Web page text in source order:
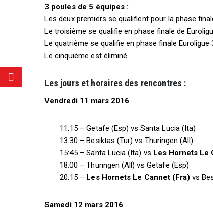
3 poules de 5 équipes :
Les deux premiers se qualifient pour la phase
Le troisième se qualifie en phase finale de
Le quatrième se qualifie en phase finale
Le cinquième est éliminé.
Les jours et horaires des rencontres :
Vendredi 11 mars 2016
11:15 – Getafe (Esp) vs Santa Lucia (Ita)
13:30 – Besiktas (Tur) vs Thuringen (All)
15:45 – Santa Lucia (Ita) vs Les Hornets Le
18:00 – Thuringen (All) vs Getafe (Esp)
20:15 – Les Hornets Le Cannet (Fra) vs
Samedi 12 mars 2016